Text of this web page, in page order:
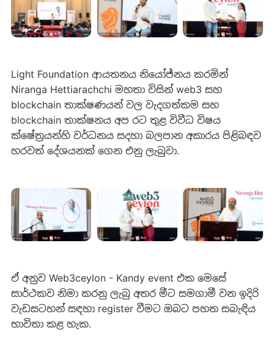
Light Foundation ආයතනය නියෝජ්නය කරමින්
Niranga Hettiarachchi මහතා විසින් web3 සහ
blockchain තාක්ෂණයන් වල වැදගත්කම සහ
blockchain තාක්ෂනය අ​ප රට තුළ විවීධ විෂය
ක්ෂේත්‍රයන්හි වර්ධන​ය සදහා බලපාන අකාරය පිළිබඳව
හරවත් දේශයනක් ගෙන එනු ලැබුවා.
ඒ අනු​ව Web3ceylon - Kandy event එක මෙ​සේ
සාර්ථකව නිමා කරනු ලැබු අත​ර මීට සමගාමී ව​න ඉදිරි
වැඩසටහ​න් සඳහා register වීමට ඔබට පහත සබැඳිය
භාවිතා ක​ළ හැක.